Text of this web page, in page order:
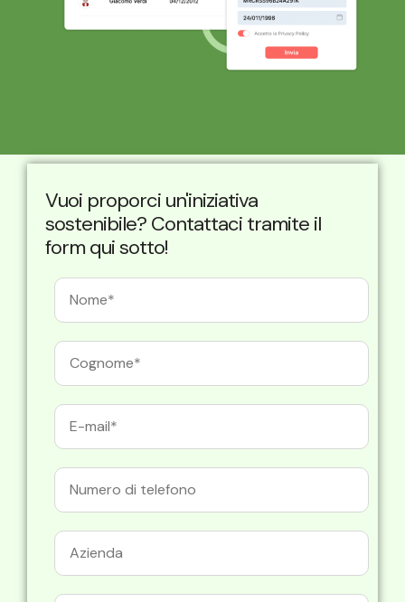
Vuoi proporci un'iniziativa
sostenibile? Contattaci tramite il
form qui sotto!